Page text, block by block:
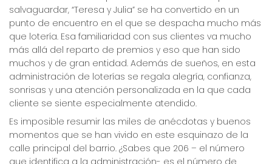
salvaguardar, “Teresa y Julia” se ha convertido en un
punto de encuentro en el que se despacha mucho más
que lotería. Esa familiaridad con sus clientes va mucho
más allá del reparto de premios y eso que han sido
muchos y de gran entidad. Además de sueños, en esta
administración de loterías se regala alegría, confianza,
sonrisas y una atención personalizada en la que cada
cliente se siente especialmente atendido.
Es imposible resumir las miles de anécdotas y buenos
momentos que se han vivido en este esquinazo de la
calle principal del barrio. ¿Sabes que 206 – el número